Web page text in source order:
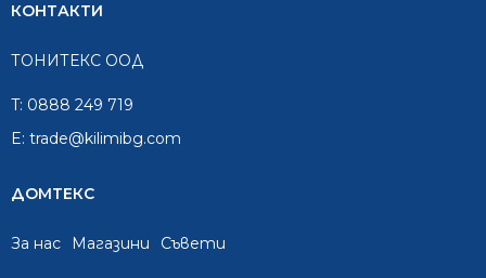
КОНТАКТИ
ТОНИТЕКС ООД
T: 0888 249 719
E: trade@kilimibg.com
ДОМТЕКС
За нас Mагазини Съвети